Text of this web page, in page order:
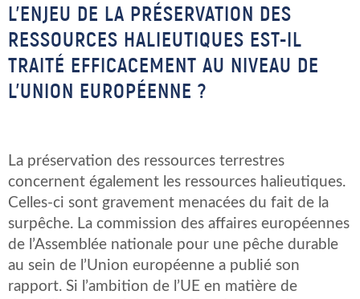
L’ENJEU DE LA PRÉSERVATION DES
RESSOURCES HALIEUTIQUES EST-IL
TRAITÉ EFFICACEMENT AU NIVEAU DE
L’UNION EUROPÉENNE ?
La préservation des ressources terrestres
concernent également les ressources halieutiques.
Celles-ci sont gravement menacées du fait de la
surpêche. La commission des affaires européennes
de l’Assemblée nationale pour une pêche durable
au sein de l’Union européenne a publié son
rapport. Si l’ambition de l’UE en matière de